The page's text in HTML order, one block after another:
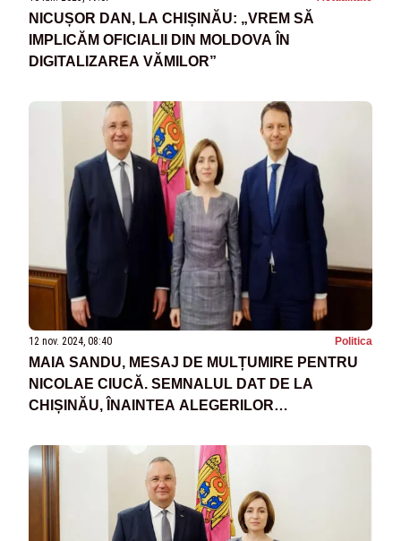
NICUȘOR DAN, LA CHIȘINĂU: „VREM SĂ
IMPLICĂM OFICIALII DIN MOLDOVA ÎN
DIGITALIZAREA VĂMILOR”
12 nov. 2024, 08:40 Politica
MAIA SANDU, MESAJ DE MULȚUMIRE PENTRU
NICOLAE CIUCĂ. SEMNALUL DAT DE LA
CHIȘINĂU, ÎNAINTEA ALEGERILOR